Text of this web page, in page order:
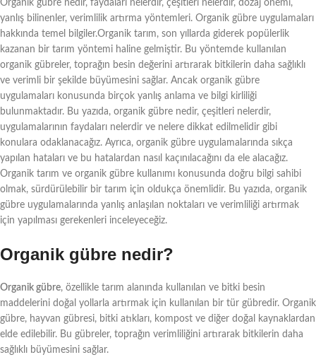
Organik gübre nedir, faydaları nelerdir, çeşitleri nelerdir, dozaj önemi,
yanlış bilinenler, verimlilik artırma yöntemleri. Organik gübre uygulamaları
hakkında temel bilgiler.Organik tarım, son yıllarda giderek popülerlik
kazanan bir tarım yöntemi haline gelmiştir. Bu yöntemde kullanılan
organik gübreler, toprağın besin değerini artırarak bitkilerin daha sağlıklı
ve verimli bir şekilde büyümesini sağlar. Ancak organik gübre
uygulamaları konusunda birçok yanlış anlama ve bilgi kirliliği
bulunmaktadır. Bu yazıda, organik gübre nedir, çeşitleri nelerdir,
uygulamalarının faydaları nelerdir ve nelere dikkat edilmelidir gibi
konulara odaklanacağız. Ayrıca, organik gübre uygulamalarında sıkça
yapılan hataları ve bu hatalardan nasıl kaçınılacağını da ele alacağız.
Organik tarım ve organik gübre kullanımı konusunda doğru bilgi sahibi
olmak, sürdürülebilir bir tarım için oldukça önemlidir. Bu yazıda, organik
gübre uygulamalarında yanlış anlaşılan noktaları ve verimliliği artırmak
için yapılması gerekenleri inceleyeceğiz.
Organik gübre nedir?
Organik gübre, özellikle tarım alanında kullanılan ve bitki besin
maddelerini doğal yollarla artırmak için kullanılan bir tür gübredir. Organik
gübre, hayvan gübresi, bitki atıkları, kompost ve diğer doğal kaynaklardan
elde edilebilir. Bu gübreler, toprağın verimliliğini artırarak bitkilerin daha
sağlıklı büyümesini sağlar.